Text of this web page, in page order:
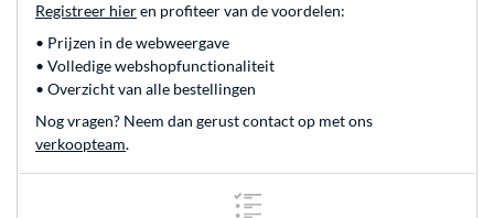
Registreer hieren profiteer van de voordelen:
• Prijzen in de webweergave
• Volledige webshopfunctionaliteit
• Overzicht van alle bestellingen
Nog vragen? Neem dan gerust contact op met ons
verkoopteam.